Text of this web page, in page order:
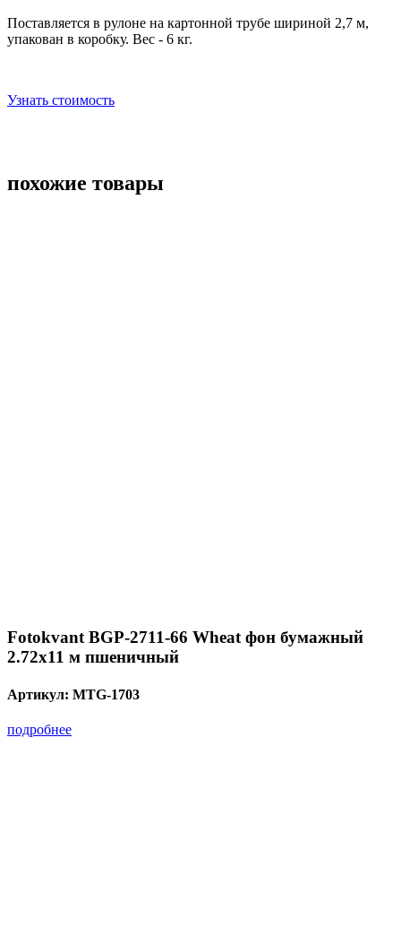
Поставляется в рулоне на картонной трубе шириной 2,7 м,
упакован в коробку. Вес - 6 кг.
Узнать стоимость
похожие товары
Fotokvant BGP-2711-66 Wheat фон бумажный
2.72х11 м пшеничный
Артикул: MTG-1703
подробнее